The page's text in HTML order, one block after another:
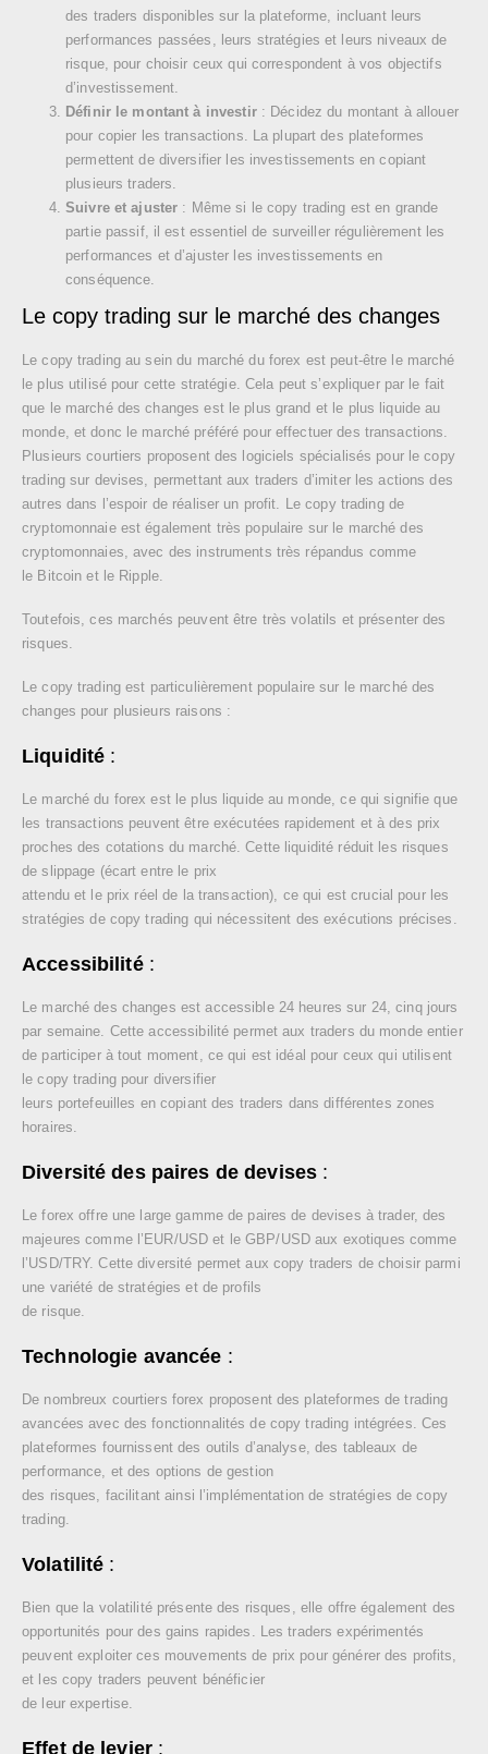
des traders disponibles sur la plateforme, incluant leurs
performances passées, leurs stratégies et leurs niveaux de
risque, pour choisir ceux qui correspondent à vos objectifs
d’investissement.
Définir le montant à investir: Décidez du montant à allouer
pour copier les transactions. La plupart des plateformes
permettent de diversifier les investissements en copiant
plusieurs traders.
Suivre et ajuster : Même si le copy trading est en grande
partie passif, il est essentiel de surveiller régulièrement les
performances et d’ajuster les investissements en
conséquence.
Le copy trading sur le marché des changes
Le copy trading au sein du marché du forex est peut-être le marché
le plus utilisé pour cette stratégie. Cela peut s’expliquer par le fait
que le marché des changes est le plus grand et le plus liquide au
monde, et donc le marché préféré pour effectuer des transactions.
Plusieurs courtiers proposent des logiciels spécialisés pour le copy
trading sur devises, permettant aux traders d’imiter les actions des
autres dans l’espoir de réaliser un profit. Le copy trading de
cryptomonnaie est également très populaire sur le marché des
cryptomonnaies, avec des instruments très répandus comme
le Bitcoin et le Ripple.
Toutefois, ces marchés peuvent être très volatils et présenter des
risques.
Le copy trading est particulièrement populaire sur le marché des
changes pour plusieurs raisons :
Liquidité :
Le marché du forex est le plus liquide au monde, ce qui signifie que
les transactions peuvent être exécutées rapidement et à des prix
proches des cotations du marché. Cette liquidité réduit les risques
de slippage (écart entre le prix
attendu et le prix réel de la transaction), ce qui est crucial pour les
stratégies de copy trading qui nécessitent des exécutions précises.
Accessibilité:
Le marché des changes est accessible 24 heures sur 24, cinq jours
par semaine. Cette accessibilité permet aux traders du monde entier
de participer à tout moment, ce qui est idéal pour ceux qui utilisent
le copy trading pour diversifier
leurs portefeuilles en copiant des traders dans différentes zones
horaires.
Diversité des paires de devises :
Le forex offre une large gamme de paires de devises à trader, des
majeures comme l’EUR/USD et le GBP/USD aux exotiques comme
l’USD/TRY. Cette diversité permet aux copy traders de choisir parmi
une variété de stratégies et de profils
de risque.
Technologie avancée :
De nombreux courtiers forex proposent des plateformes de trading
avancées avec des fonctionnalités de copy trading intégrées. Ces
plateformes fournissent des outils d’analyse, des tableaux de
performance, et des options de gestion
des risques, facilitant ainsi l’implémentation de stratégies de copy
trading.
Volatilité :
Bien que la volatilité présente des risques, elle offre également des
opportunités pour des gains rapides. Les traders expérimentés
peuvent exploiter ces mouvements de prix pour générer des profits,
et les copy traders peuvent bénéficier
de leur expertise.
Effet de levier: